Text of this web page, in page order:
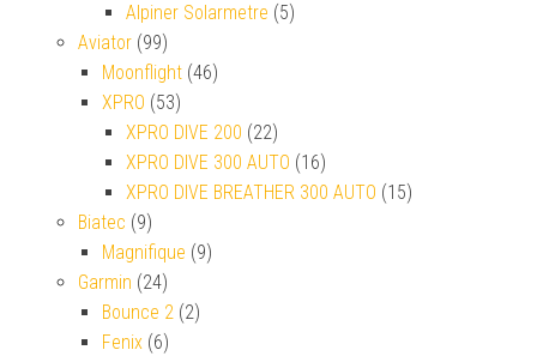
Alpiner Solarmetre (5)
Aviator (99)
Moonflight (46)
XPRO (53)
XPRO DIVE 200 (22)
XPRO DIVE 300 AUTO (16)
XPRO DIVE BREATHER 300 AUTO (15)
Biatec (9)
Magnifique (9)
Garmin (24)
Bounce 2 (2)
Fenix (6)